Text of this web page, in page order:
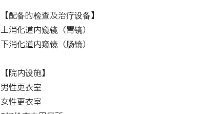
【配备的检查及治疗设备】
上消化道内窥镜（胃镜）
下消化道内窥镜（肠镜）
【院内设施】
男性更衣室
女性更衣室